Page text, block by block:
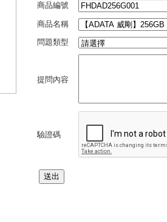
商品編號
商品名稱
問題類型
提問內容
驗證碼